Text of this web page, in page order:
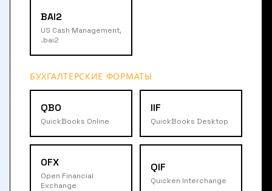
BAI2
US Cash Management,
.bai2
БУХГАЛТЕРСКИЕ ФОРМАТЫ
QBO
QuickBooks Online
IIF
QuickBooks Desktop
OFX
Open Financial
Exchange
QIF
Quicken Interchange